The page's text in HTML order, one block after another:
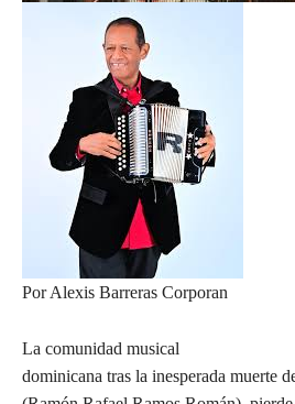
Por Alexis Barreras Corporan
La comunidad musical
dominicana tras la inesperada muerte